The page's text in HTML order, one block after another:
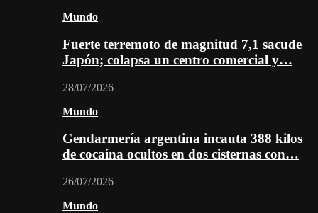
Mundo
Fuerte terremoto de magnitud 7,1 sacude
Japón; colapsa un centro comercial y…
28/07/2026
Mundo
Gendarmería argentina incauta 388 kilos
de cocaína ocultos en dos cisternas con…
26/07/2026
Mundo